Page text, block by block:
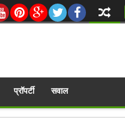
प्रॉपर्टी सवाल